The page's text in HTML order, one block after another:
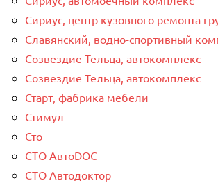
Сириус, центр кузовного ремонта
Славянский, водно-спортивный
Созвездие Тельца, автокомплекс
Созвездие Тельца, автокомплекс
Старт, фабрика мебели
Стимул
Сто
СТО АвтоDOC
СТО Автодоктор